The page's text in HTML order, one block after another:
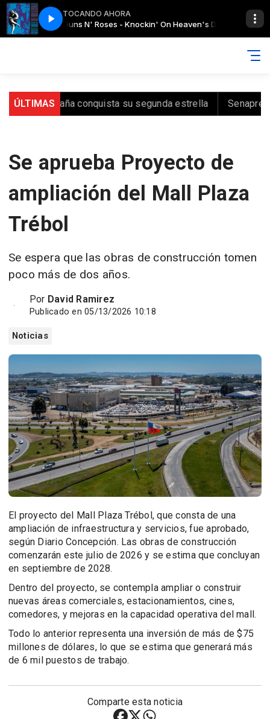
TOCANDO AHORA
Door Guns N' Roses - Knockin' On Heaven's Door
ÚLTIMAS
España conquista su segunda estrella Senapred
Se aprueba Proyecto de
ampliación del Mall Plaza
Trébol
Se espera que las obras de construcción tomen
poco más de dos años.
Por David Ramirez
Publicado en 05/13/2026 10:18
Noticias
El proyecto del Mall Plaza Trébol, que consta de una
ampliación de infraestructura y servicios, fue aprobado,
según Diario Concepción. Las obras de construcción
comenzarán este julio de 2026 y se estima que concluyan
en septiembre de 2028.
Dentro del proyecto, se contempla ampliar o construir
nuevas áreas comerciales, estacionamientos, cines,
comedores, y mejoras en la capacidad operativa del mall.
Todo lo anterior representa una inversión de más de $75
millones de dólares, lo que se estima que generará más
de 6 mil puestos de trabajo.
Comparte esta noticia